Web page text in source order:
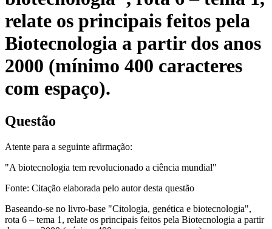
relate os principais feitos pela
Biotecnologia a partir dos anos
2000 (mínimo 400 caracteres
com espaço).
Questão
Atente para a seguinte afirmação:
"A biotecnologia tem revolucionado a ciência mundial"
Fonte: Citação elaborada pelo autor desta questão
Baseando-se no livro-base "Citologia, genética e biotecnologia",
rota 6 – tema 1, relate os principais feitos pela Biotecnologia a partir